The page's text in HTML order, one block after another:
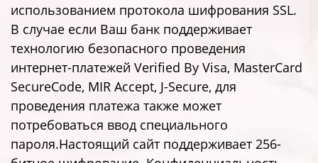
использованием протокола шифрования SSL.
В случае если Ваш банк поддерживает
технологию безопасного проведения
интернет-платежей Verified By Visa, MasterCard
SecureCode, MIR Accept, J-Secure, для
проведения платежа также может
потребоваться ввод специального
пароля.Настоящий сайт поддерживает 256-